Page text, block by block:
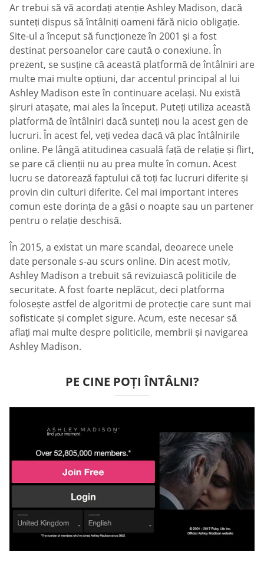
Ar trebui să vă acordați atenție Ashley Madison, dacă
sunteți dispus să întâlniți oameni fără nicio obligație.
Site-ul a început să funcționeze în 2001 și a fost
destinat persoanelor care caută o conexiune. În
prezent, se susține că această platformă de întâlniri are
multe mai multe opțiuni, dar accentul principal al lui
Ashley Madison este în continuare același. Nu există
șiruri atașate, mai ales la început. Puteți utiliza această
platformă de întâlniri dacă sunteți nou la acest gen de
lucruri. În acest fel, veți vedea dacă vă plac întâlnirile
online. Pe lângă atitudinea casuală față de relație și flirt,
se pare că clienții nu au prea multe în comun. Acest
lucru se datorează faptului că toți fac lucruri diferite și
provin din culturi diferite. Cel mai important interes
comun este dorința de a găsi o noapte sau un partener
pentru o relație deschisă.
În 2015, a existat un mare scandal, deoarece unele
date personale s-au scurs online. Din acest motiv,
Ashley Madison a trebuit să revizuiască politicile de
securitate. A fost foarte neplăcut, deci platforma
folosește astfel de algoritmi de protecție care sunt mai
sofisticate și complet sigure. Acum, este necesar să
aflați mai multe despre politicile, membrii și navigarea
Ashley Madison.
PE CINE POȚI ÎNTÂLNI?